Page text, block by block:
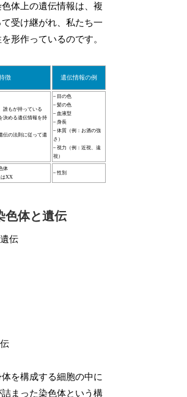
体上の遺伝情報は、複
受け継がれ、私たち一
形作っているのです。
徴 遺伝情報の例
誰もが持っている
決める遺伝情報を持
伝の法則に従って遺
– 目の色
– 髪の色
– 血液型
– 身長
– 体質（例：お酒の強
さ）
– 視力（例：近視、遠
視）
体
はXX
– 性別
色体と遺伝
を構成する細胞の中に
まった染色体という構